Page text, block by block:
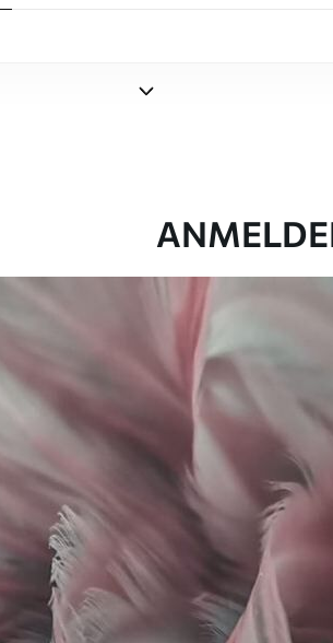
printes i den størrelse, du har angivet,
med en bredde på op til 50 cm.
kan tilføje en lakering og/eller tapetklæber.
kan rengøres forsigtigt med en blød
rengøres med vand.
anvendelse